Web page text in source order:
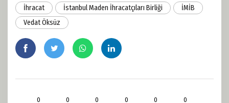
İhracat
İstanbul Maden İhracatçıları Birliği
İMİB
Vedat Öksüz
0 0 0 0 0 0